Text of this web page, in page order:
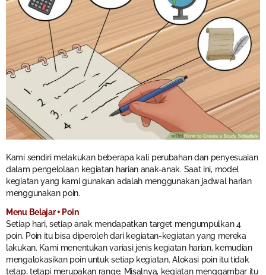
Kami sendiri melakukan beberapa kali perubahan dan penyesuaian
dalam pengelolaan kegiatan harian anak-anak. Saat ini, model
kegiatan yang kami gunakan adalah menggunakan jadwal harian
menggunakan poin.
Menu Belajar + Poin
Setiap hari, setiap anak mendapatkan target mengumpulkan 4
poin. Poin itu bisa diperoleh dari kegiatan-kegiatan yang mereka
lakukan. Kami menentukan variasi jenis kegiatan harian, kemudian
mengalokasikan poin untuk setiap kegiatan. Alokasi poin itu tidak
tetap, tetapi merupakan range. Misalnya, kegiatan menggambar itu